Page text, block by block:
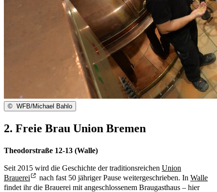
© WFB/Michael Bahlo
2. Freie Brau Union Bremen
Theodorstraße 12-13 (Walle)
Seit 2015 wird die Geschichte der traditionsreichen Union
Brauerei
nach fast 50 jähriger Pause weitergeschrieben. In Walle
findet ihr die Brauerei mit angeschlossenem Braugasthaus – hier